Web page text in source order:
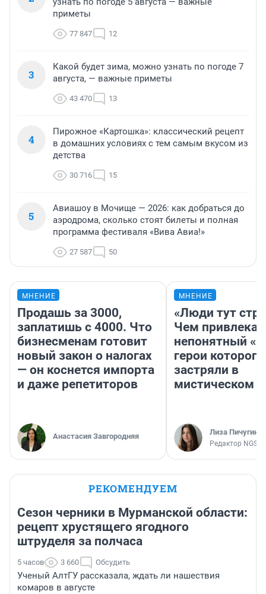
приметы
77 847 12
3
Какой будет зима, можно узнать по погоде 7
августа, — важные приметы
43 470 13
4
Пирожное «Картошка»: классический рецепт
в домашних условиях с тем самым вкусом из
детства
30 716 15
5
Авиашоу в Мочище — 2026: как добраться до
аэродрома, сколько стоят билеты и полная
программа фестиваля «Вива Авиа!»
27 587 50
МНЕНИЕ
Продашь за 3000,
заплатишь с 4000. Что
бизнесменам готовит
новый закон о налогах
— он коснется импорта
и даже репетиторов
Анастасия Завгородняя
МНЕНИЕ
«Люди тут
Чем
непонятный
герои которого
застряли в
мистическом
Лиза Пичугина
Редактор
РЕКОМЕНДУЕМ
Сезон черники в Мурманской области:
рецепт хрустящего ягодного
штруделя за полчаса
5 часов 3 660 Обсудить
Ученый АлтГУ рассказала, ждать ли нашествия
комаров в августе